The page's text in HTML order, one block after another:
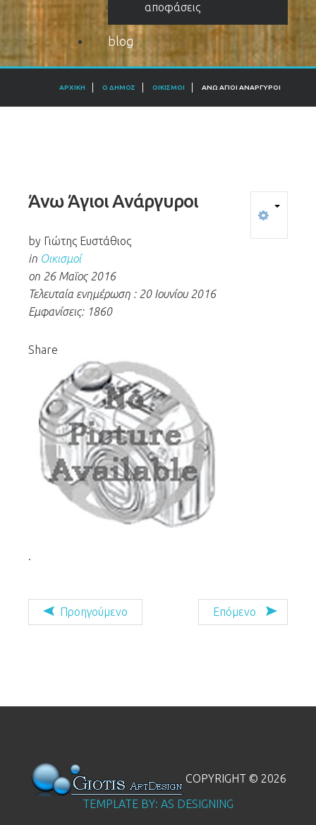
αποφάσεις
blog
ΑΡΧΙΚΉ Ο ΔΉΜΟΣ ΟΙΚΙΣΜΟΊ ΆΝΩ ΆΓΙΟΙ ΑΝΆΡΓΥΡΟΙ
Άνω Άγιοι Ανάργυροι
by Γιώτης Ευστάθιος
in Οικισμοί
on 26 Μαϊος 2016
Τελευταία ενημέρωση : 20 Ιουνίου 2016
Εμφανίσεις: 1860
Share
Προηγούμενο Επόμενο
COPYRIGHT © 2026
TEMPLATE BY: AS DESIGNING